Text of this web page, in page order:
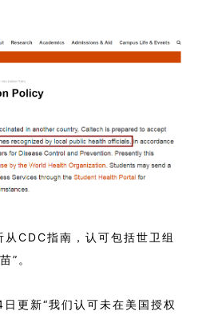
从CDC指南，认可包括世卫组
”。
更新“我们认可未在美国授权